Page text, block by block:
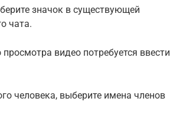
значок в существующей
чата.
видео потребуется ввести
человека, выберите имена членов